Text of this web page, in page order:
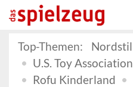
Top-Themen:
Nordstil
U.S. Toy Association
Rofu Kinderland